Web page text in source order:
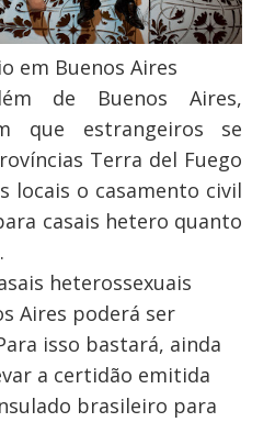
em Buenos Aires
de Buenos Aires,
que estrangeiros se
Terra del Fuego
locais o casamento civil
casais hetero quanto
heterossexuais
Aires poderá ser
isso bastará, ainda
a certidão emitida
brasileiro para